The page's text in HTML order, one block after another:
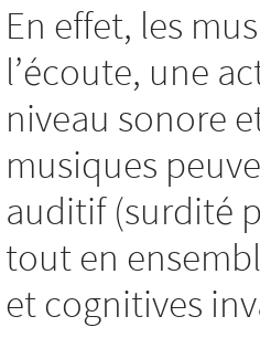
En effet, les
l’écoute, une
niveau sonore
musiques
auditif (surdité
tout en
et cognitives